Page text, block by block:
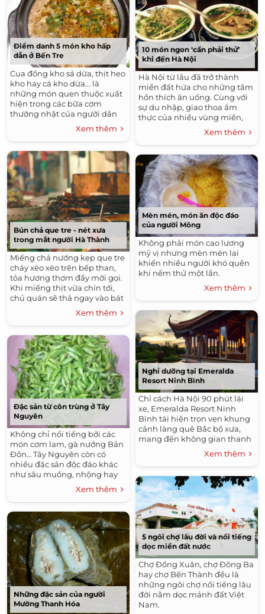
Điểm danh 5 món kho hấp
dẫn ở Bến Tre
Cua đồng kho sả dừa, thịt heo
kho hay cá kho dừa... là
những món quen thuộc xuất
hiện trong các bữa cơm
thường nhật của người dân
Bến Tre và được dùng khi thết
đãi khách phương xa.
Xem thêm
Bún chả que tre - nét xưa
trong mắt người Hà Thành
Miếng chả nướng kẹp que tre
cháy xèo xèo trên bếp than,
tỏa hương thơm đầy mời gọi.
Khi miếng thịt vừa chín tới,
chủ quán sẽ thả ngay vào bát
nước chấm pha sẵn, bày cùng
đĩa bún và giỏ rau mang ra
phục vụ khách.
Xem thêm
Đặc sản từ côn trùng ở Tây
Nguyên
Không chỉ nổi tiếng bởi các
món cơm lam, gà nướng Bản
Đôn… Tây Nguyên còn có
nhiều đặc sản độc đáo khác
như sâu muồng, nhộng hay
Xem thêm
Những đặc sản của người
Mường Thanh Hóa
10 món ngon ‘cần phải thử’
khi đến Hà Nội
Hà Nội từ lâu đã trở thành
miền đất hứa cho những tâm
hồn thích ăn uống. Cùng với
sự du nhập, giao thoa ẩm
thực của nhiều vùng miền,
nơi đây có vô vàn món ăn
ngon cho bạn lựa chọn.
Xem thêm
Mèn mén, món ăn độc đáo
của người Mông
Không phải món cao lương
mỹ vị nhưng mèn mén lại
khiến nhiều người khó quên
khi nếm thử một lần.
Xem thêm
Nghỉ dưỡng tại Emeralda
Resort Ninh Bình
Chỉ cách Hà Nội 90 phút lái
xe, Emeralda Resort Ninh
Bình tái hiện trọn vẹn khung
cảnh làng quê Bắc bộ xưa,
mang đến không gian thanh
bình cho bạn trải nghiệm thư
giãn và tránh xa những mệt
mỏi, căng thẳng đời thường.
Xem thêm
5 ngôi chợ lâu đời và nổi tiếng
dọc miền đất nước
Chợ Đồng Xuân, chợ Đông Ba
hay chợ Bến Thành đều là
những ngôi chợ nổi tiếng lâu
đời nằm dọc mảnh đất Việt
Nam.